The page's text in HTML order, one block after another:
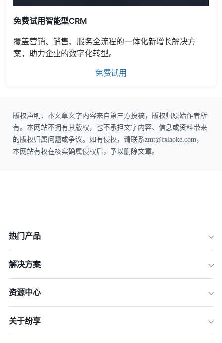
免费试用智能型CRM
覆盖营销、销售、服务全流程的一体化新增长解决方
案，助力企业的数字化转型。
免费试用
版权声明：本文章文字内容来自第三方投稿，版权归原始作者所
有。本网站不拥有其版权，也不承担文字内容、信息或资料带来
的版权归属问题或争议。如有侵权，请联系zmt@fxiaoke.com，
本网站有权在核实确属侵权后，予以删除文章。
热门产品
解决方案
资源中心
关于纷享